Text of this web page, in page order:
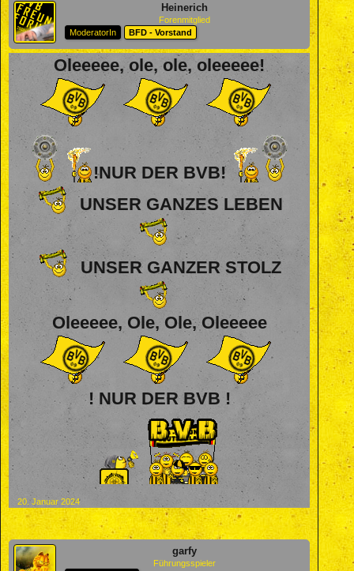
Heinerich
Forenmitglied
ModeratorIn
BFD - Vorstand
Oleeeee, ole, ole, oleeeee!
!NUR DER BVB!
UNSER GANZES LEBEN
UNSER GANZER STOLZ
Oleeeee, Ole, Ole, Oleeeee
! NUR DER BVB !
20. Januar 2024
garfy
Führungsspieler